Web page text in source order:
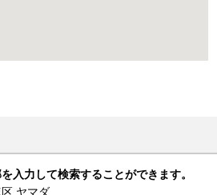
入力して検索することができます。
ヤマダ